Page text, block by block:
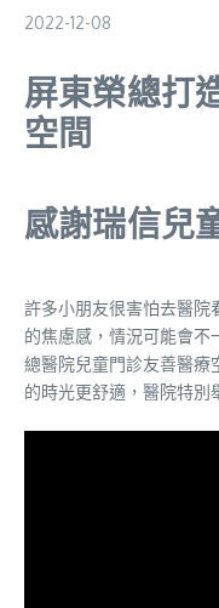
2022-12-08
屏東榮總打
空間
感謝瑞信兒
許多小朋友很害怕去醫院
的焦慮感，情況可能會不
總醫院兒童門診友善醫療
的時光更舒適，醫院特別